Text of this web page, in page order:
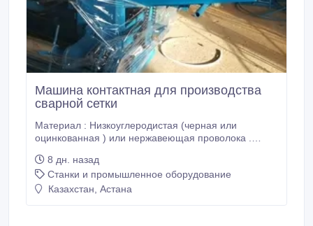
Машина контактная для производства
сварной сетки
Материал : Низкоуглеродистая (черная или
оцинкованная ) или нержавеющая проволока .
вертикальная коробка передач , и
электромагнитное бесступенчатное регулирование
скорости . Можно получить ячейки крепкими и
8 дн. назад
Станки и промышленное оборудование
Казахстан, Астана